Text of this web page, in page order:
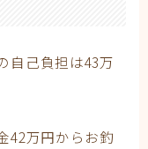
自己負担は43万
42万円からお釣